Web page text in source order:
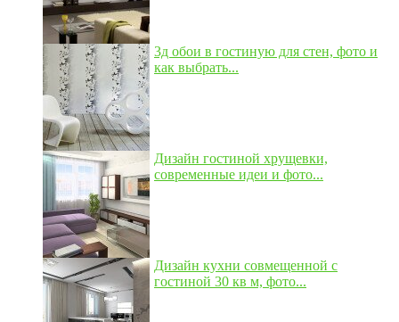
3д обои в гостиную для стен, фото и
как выбрать...
Дизайн гостиной хрущевки,
современные идеи и фото...
Дизайн кухни совмещенной с
гостиной 30 кв м, фото...